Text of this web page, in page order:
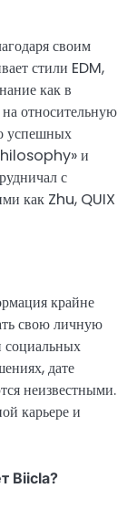
своим
стили EDM,
как в
относительную
успешных
и
с
как Zhu, QUIX
крайне
свою личную
социальных
дате
неизвестными.
карьере и
Biicla?